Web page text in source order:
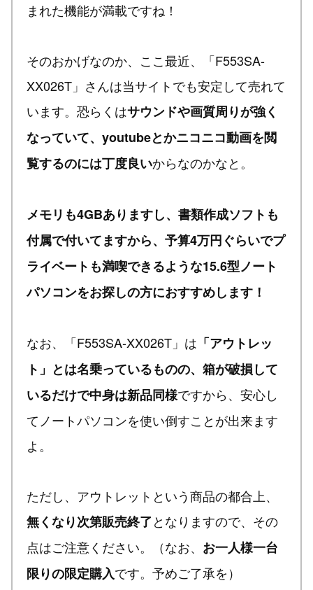
まれた機能が満載ですね！
そのおかげなのか、ここ最近、「F553SA-
XX026T」さんは当サイトでも安定して売れて
います。恐らくはサウンドや画質周りが強く
なっていて、youtubeとかニコニコ動画を閲
覧するのには丁度良いからなのかなと。
メモリも4GBありますし、書類作成ソフトも
付属で付いてますから、予算4万円ぐらいでプ
ライベートも満喫できるような15.6型ノート
パソコンをお探しの方におすすめします！
なお、「F553SA-XX026T」は 「アウトレッ
ト」とは名乗っているものの、箱が破損して
いるだけで中身は新品同様ですから、安心し
てノートパソコンを使い倒すことが出来ます
よ。
ただし、アウトレットという商品の都合上、
無くなり次第販売終了となりますので、その
点はご注意ください。（なお、 お一人様一台
限りの限定購入です。予めご了承を）